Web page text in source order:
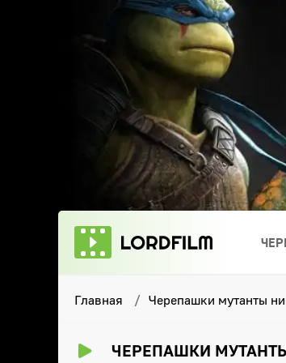
Главная Черепашки мутанты
ЧЕРЕПАШКИ